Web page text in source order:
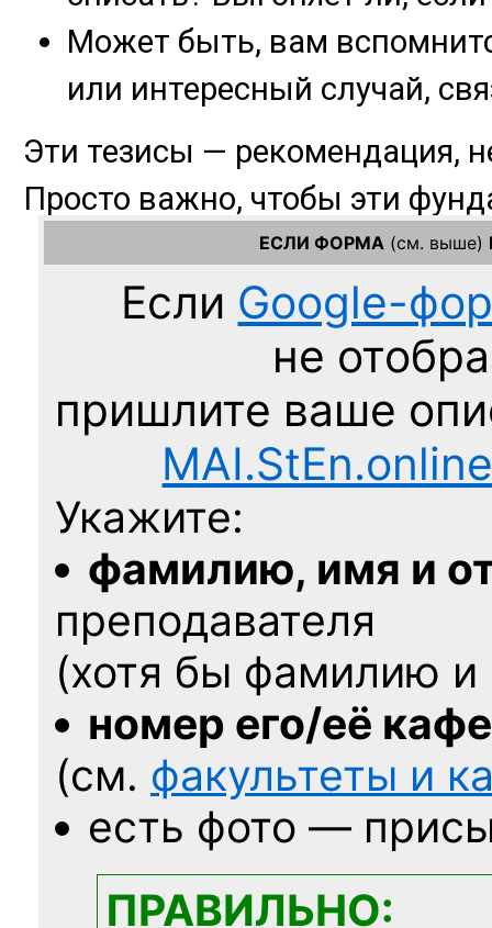
ЕСЛИ ФОРМА (см. выше)
Если Google-
не
пришлите ваше
Укажите:
фамилию, имя и
преподавателя
(хотя бы фамилию
номер его/её
(см. факультеты и
есть фото —
ПРАВИЛЬНО: